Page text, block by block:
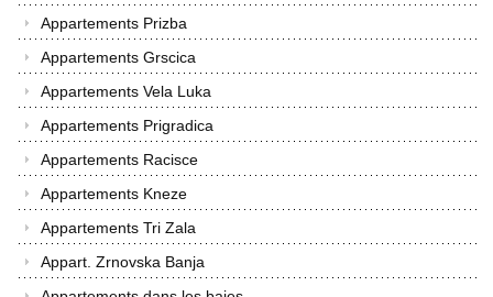
Appartements Prizba
Appartements Grscica
Appartements Vela Luka
Appartements Prigradica
Appartements Racisce
Appartements Kneze
Appartements Tri Zala
Appart. Zrnovska Banja